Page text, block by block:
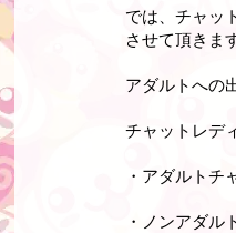
では、チャッ
させて頂きま
アダルトへの
チャットレデ
・アダルトチ
・ノンアダル